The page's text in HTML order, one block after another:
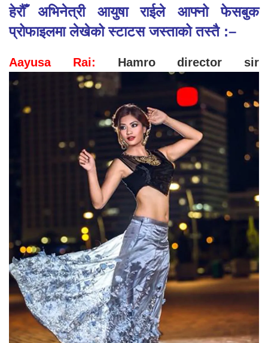
हेरौँ अभिनेत्री आयुषा राईले आफ्नो फेसबुक
प्रोफाइलमा लेखेको स्टाटस जस्ताको तस्तै :–
Aayusa Rai: Hamro director sir